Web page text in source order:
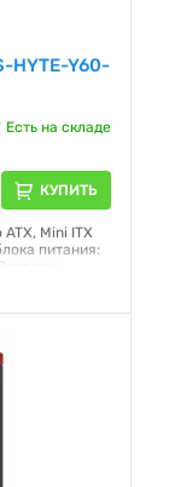
HYTE-Y60-
Есть на складе
КУПИТЬ
Mini ITX
питания: